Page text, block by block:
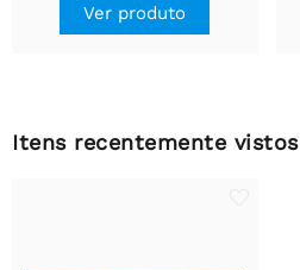
Ver produto
Itens recentemente vistos